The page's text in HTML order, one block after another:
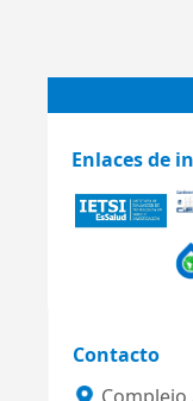
Enlaces de
Contacto